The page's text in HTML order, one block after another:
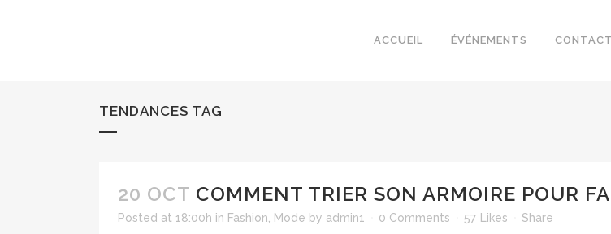
ACCUEIL ÉVÉNEMENTS CONTACT
TENDANCES TAG
20 OCT COMMENT TRIER SON ARMOIRE POUR
Posted at 18:00h in Fashion Mode by admin1 0 Comments 57 Likes Share